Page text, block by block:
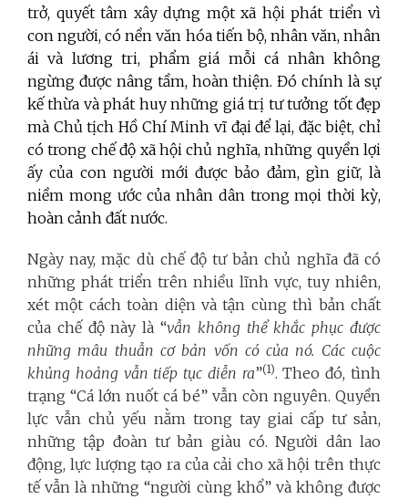
trở, quyết tâm xây dựng một xã hội phát triển vì
con người, có nền văn hóa tiến bộ, nhân văn, nhân
ái và lương tri, phẩm giá mỗi cá nhân không
ngừng được nâng tầm, hoàn thiện. Đó chính là sự
kế thừa và phát huy những giá trị tư tưởng tốt đẹp
mà Chủ tịch Hồ Chí Minh vĩ đại để lại, đặc biệt, chỉ
có trong chế độ xã hội chủ nghĩa, những quyền lợi
ấy của con người mới được bảo đảm, gìn giữ, là
niềm mong ước của nhân dân trong mọi thời kỳ,
hoàn cảnh đất nước.
Ngày nay, mặc dù chế độ tư bản chủ nghĩa đã có
những phát triển trên nhiều lĩnh vực, tuy nhiên,
xét một cách toàn diện và tận cùng thì bản chất
của chế độ này là “vẫn không thể khắc phục được
những mâu thuẫn cơ bản vốn có của nó. Các cuộc
khủng hoảng vẫn tiếp tục diễn ra”(1). Theo đó, tình
trạng “Cá lớn nuốt cá bé” vẫn còn nguyên. Quyền
lực vẫn chủ yếu nằm trong tay giai cấp tư sản,
những tập đoàn tư bản giàu có. Người dân lao
động, lực lượng tạo ra của cải cho xã hội trên thực
tế vẫn là những “người cùng khổ” và không được